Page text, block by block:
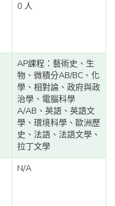
0 人
AP課程：藝術史、生
物、微積分AB/BC、化
學、相對論、政府與政
治學、電腦科學
A/AB、英語、英語文
學、環境科學、歐洲歷
史、法語、法語文學、
拉丁文學
N/A